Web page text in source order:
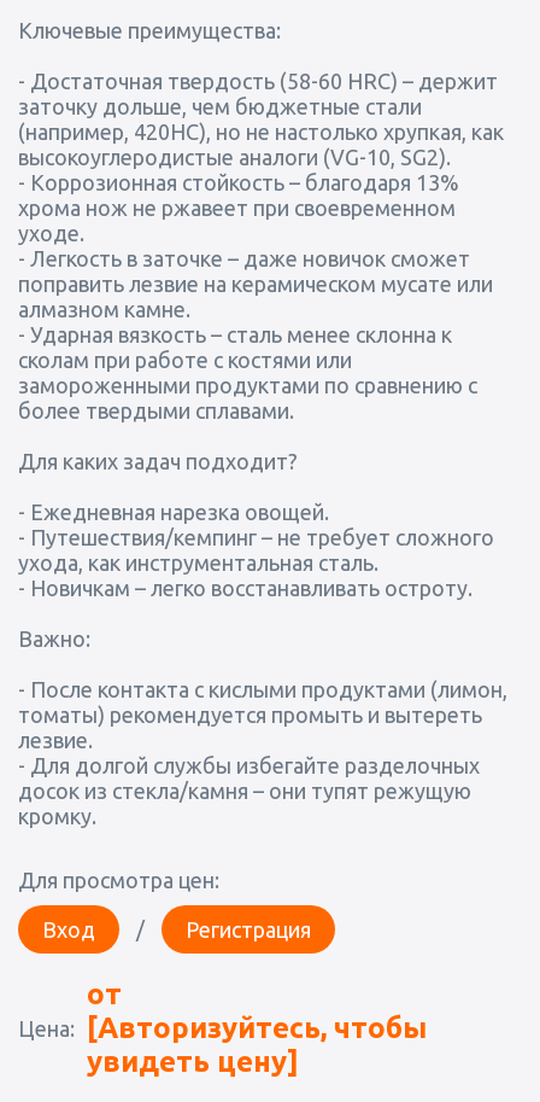
Ключевые преимущества:
- Достаточная твердость (58-60 HRC) – держит
заточку дольше, чем бюджетные стали
(например, 420HC), но не настолько хрупкая, как
высокоуглеродистые аналоги (VG-10, SG2).
- Коррозионная стойкость – благодаря 13%
хрома нож не ржавеет при своевременном
уходе.
- Легкость в заточке – даже новичок сможет
поправить лезвие на керамическом мусате или
алмазном камне.
- Ударная вязкость – сталь менее склонна к
сколам при работе с костями или
замороженными продуктами по сравнению с
более твердыми сплавами.
Для каких задач подходит?
- Ежедневная нарезка овощей.
- Путешествия/кемпинг – не требует сложного
ухода, как инструментальная сталь.
- Новичкам – легко восстанавливать остроту.
Важно:
- После контакта с кислыми продуктами (лимон,
томаты) рекомендуется промыть и вытереть
лезвие.
- Для долгой службы избегайте разделочных
досок из стекла/камня – они тупят режущую
кромку.
Для просмотра цен:
Вход / Регистрация
Цена:
от
[Авторизуйтесь, чтобы
увидеть цену]